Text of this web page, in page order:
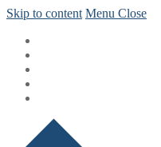
Skip to content Menu Close